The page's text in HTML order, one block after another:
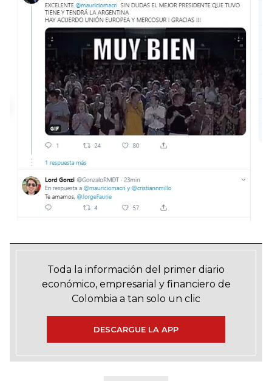
Toda la información del primer diario
económico, empresarial y financiero de
Colombia a tan solo un clic
DESCARGUE LA APP